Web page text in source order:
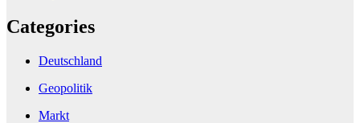
Categories
Deutschland
Geopolitik
Markt